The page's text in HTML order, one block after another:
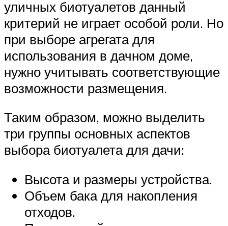
уличных биотуалетов данный
критерий не играет особой роли. Но
при выборе агрегата для
использования в дачном доме,
нужно учитывать соответствующие
возможности размещения.
Таким образом, можно выделить
три группы основных аспектов
выбора биотуалета для дачи:
Высота и размеры устройства.
Объем бака для накопления
отходов.